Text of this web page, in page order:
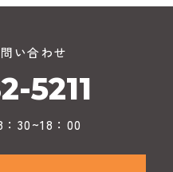
い合わせ
5211
：30~18：00